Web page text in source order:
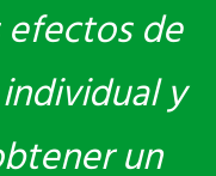
de
y
un